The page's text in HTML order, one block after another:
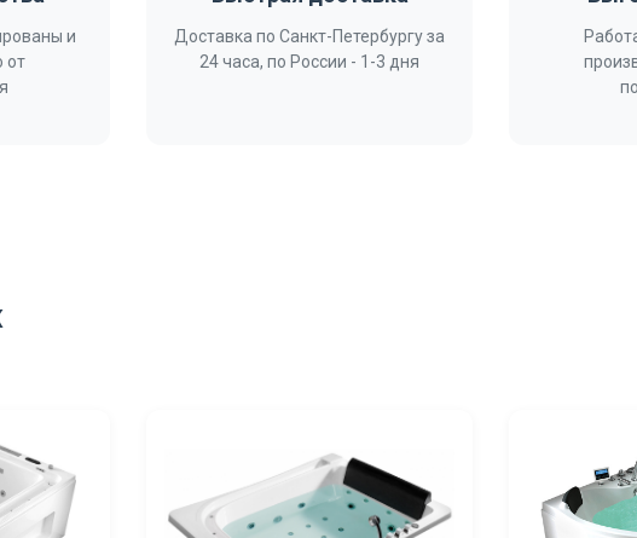
и
от
Доставка по Санкт-Петербургу за
24 часа, по России - 1-3 дня